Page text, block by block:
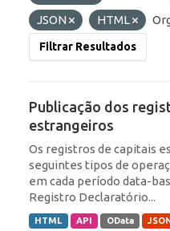
JSON
HTML
Filtrar Resultados
Publicação dos
estrangeiros
Os registros de capitais
seguintes tipos de
em cada período data-
Registro Declaratório...
HTML API OData JSON